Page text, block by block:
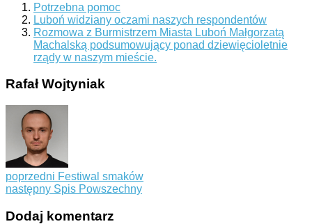
Potrzebna pomoc
Luboń widziany oczami naszych respondentów
Rozmowa z Burmistrzem Miasta Luboń Małgorzatą
Machalską podsumowujący ponad dziewięcioletnie
rządy w naszym mieście.
Rafał Wojtyniak
poprzedni Festiwal smaków
następny Spis Powszechny
Dodaj komentarz